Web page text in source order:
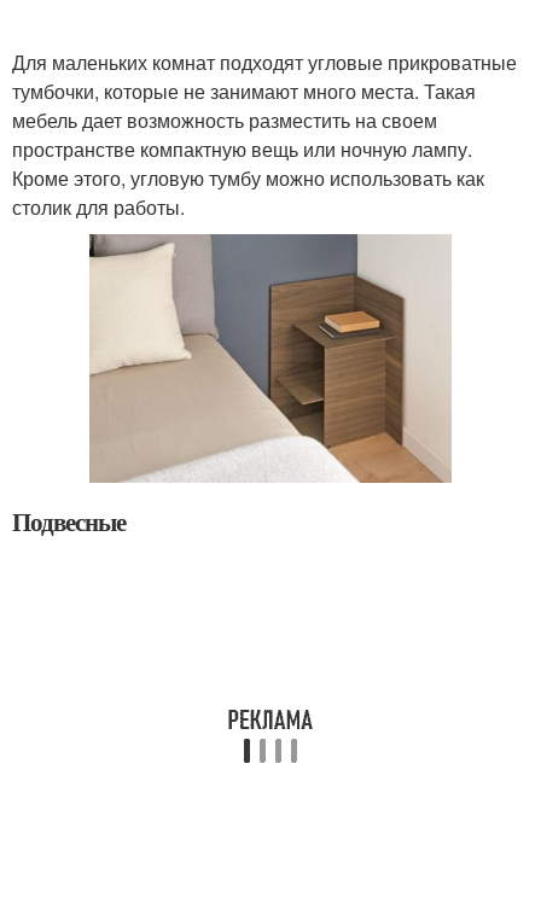
Для маленьких комнат подходят угловые прикроватные
тумбочки, которые не занимают много места. Такая
мебель дает возможность разместить на своем
пространстве компактную вещь или ночную лампу.
Кроме этого, угловую тумбу можно использовать как
столик для работы.
Подвесные